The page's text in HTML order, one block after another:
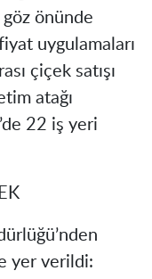
önünde
uygulamaları
çiçek satışı
atağı
22 iş yeri
yer verildi: